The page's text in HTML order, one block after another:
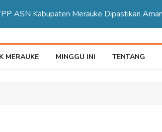
MERAUKE MINGGU INI TENTANG